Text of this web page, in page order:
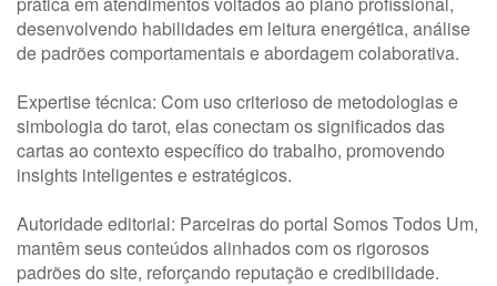
desenvolvendo habilidades em leitura energética, análise
de padrões comportamentais e abordagem colaborativa.
Expertise técnica: Com uso criterioso de metodologias e
simbologia do tarot, elas conectam os significados das
cartas ao contexto específico do trabalho, promovendo
insights inteligentes e estratégicos.
Autoridade editorial: Parceiras do portal Somos Todos Um,
mantêm seus conteúdos alinhados com os rigorosos
padrões do site, reforçando reputação e credibilidade.